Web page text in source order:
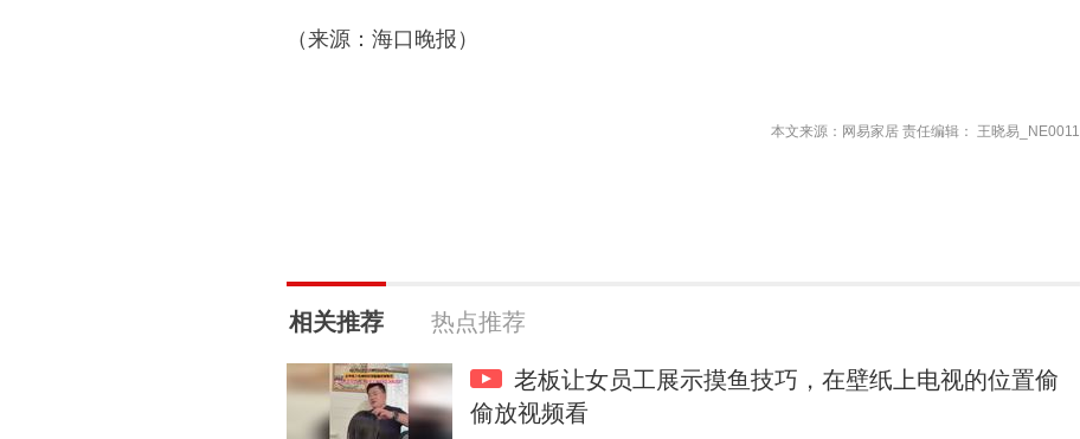
（来源：海口晚报）
本文来源：网易家居 责任编辑： 王晓易_NE0011
相关推荐 热点推荐
老板让女员工展示摸鱼技巧，在壁纸上电视的位置偷
偷放视频看